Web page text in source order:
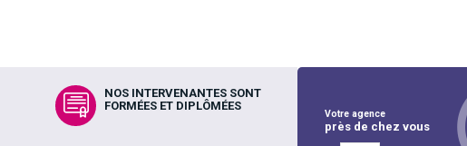
NOS INTERVENANTES SONT
FORMÉES ET DIPLÔMÉES
Votre agence
près de chez vous